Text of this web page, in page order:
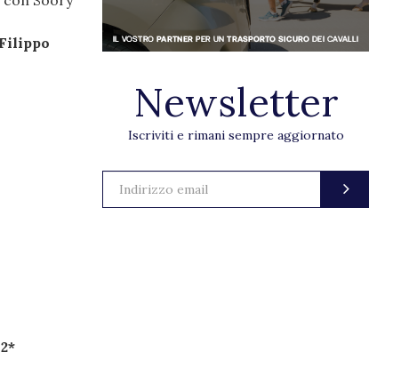
Filippo
Newsletter
Iscriviti e rimani sempre aggiornato